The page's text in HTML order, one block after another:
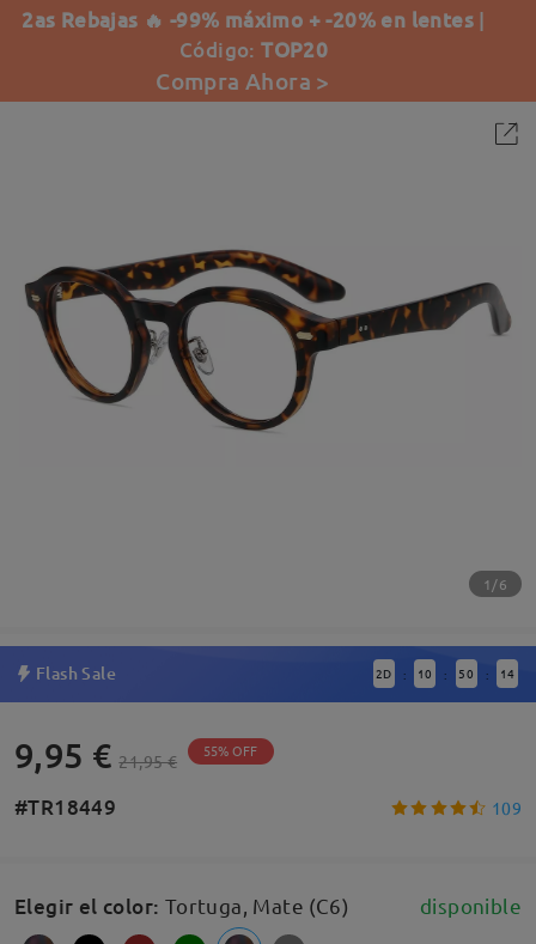
2as Rebajas 🔥 -99% máximo + -20% en lentes |
Código:TOP20
Compra Ahora >
1/6
Flash Sale 2D : 10 : 50 : 14
9,95 € 21,95 € 55% OFF
#TR18449 109
Elegir el color: Tortuga, Mate (C6) disponible